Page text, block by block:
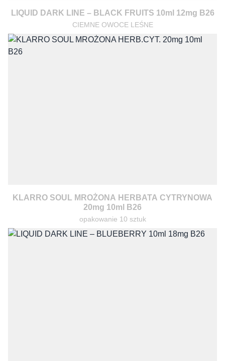
LIQUID DARK LINE – BLACK FRUITS 10ml 12mg B26
CIEMNE OWOCE LEŚNE
KLARRO SOUL MROŻONA HERBATA CYTRYNOWA
20mg 10ml B26
opakowanie 10 sztuk